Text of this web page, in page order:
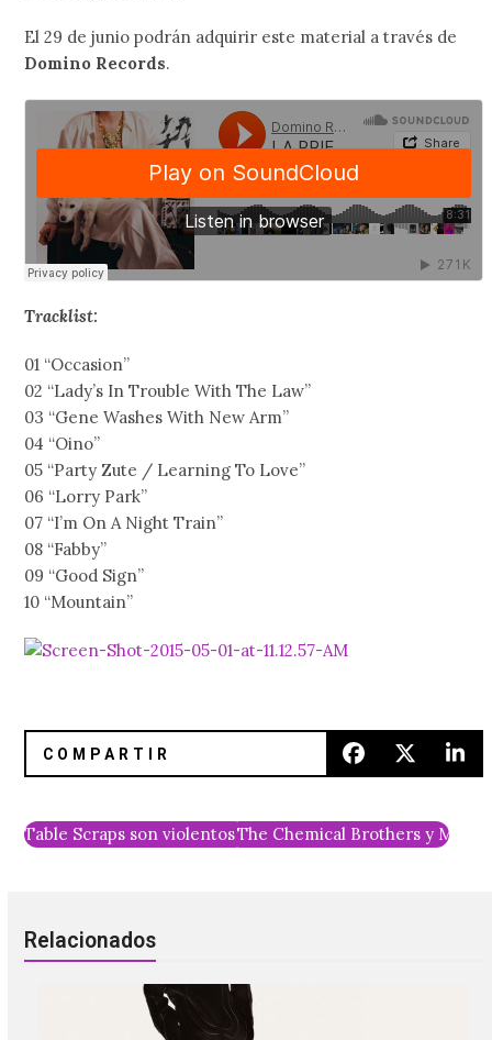
El 29 de junio podrán adquirir este material a través de
Domino Records.
Tracklist:
01 “Occasion”
02 “Lady’s In Trouble With The Law”
03 “Gene Washes With New Arm”
04 “Oino”
05 “Party Zute / Learning To Love”
06 “Lorry Park”
07 “I’m On A Night Train”
08 “Fabby”
09 “Good Sign”
10 “Mountain”
Table Scraps son violentos y no les importa su opinión
The Chemical Brothers y
Relacionados